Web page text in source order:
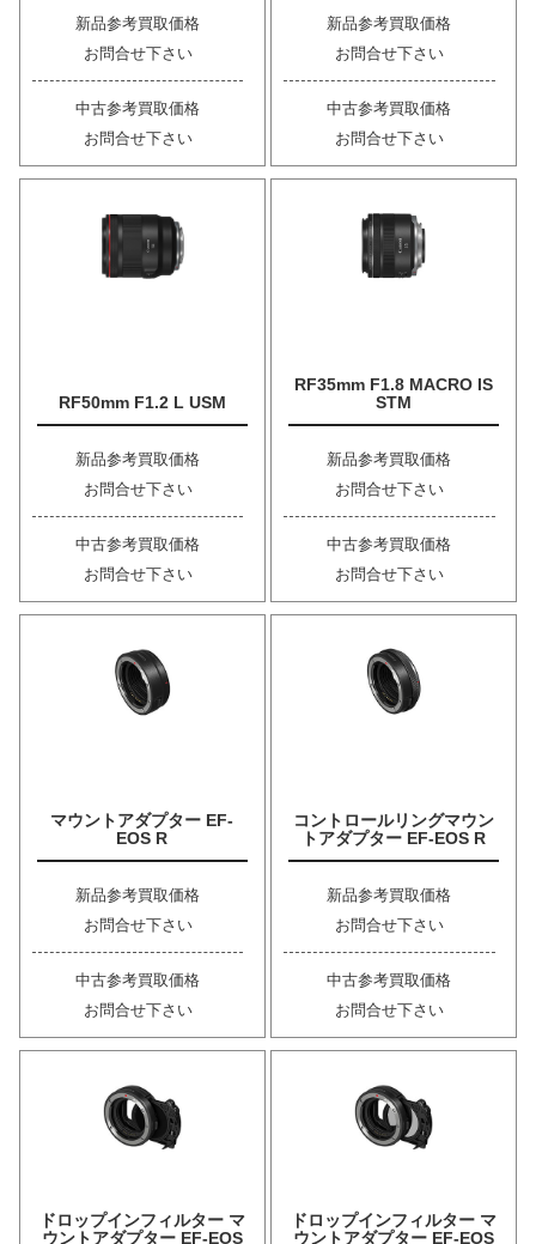
新品参考買取価格
お問合せ下さい
中古参考買取価格
お問合せ下さい
新品参考買取価格
お問合せ下さい
中古参考買取価格
お問合せ下さい
RF50mm F1.2 L USM
新品参考買取価格
お問合せ下さい
中古参考買取価格
お問合せ下さい
RF35mm F1.8 MACRO IS
STM
新品参考買取価格
お問合せ下さい
中古参考買取価格
お問合せ下さい
マウントアダプター EF-
EOS R
新品参考買取価格
お問合せ下さい
中古参考買取価格
お問合せ下さい
コントロールリングマウン
トアダプター EF-EOS R
新品参考買取価格
お問合せ下さい
中古参考買取価格
お問合せ下さい
ドロップインフィルター マ
ウントアダプター EF-EOS
ドロップインフィルター マ
ウントアダプター EF-EOS